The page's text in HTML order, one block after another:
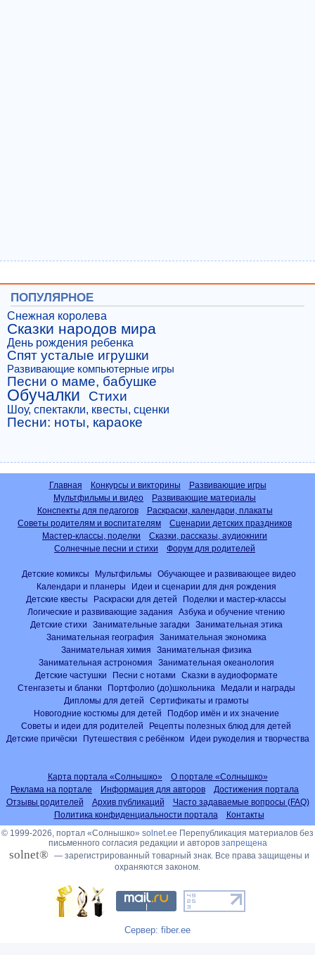
ПОПУЛЯРНОЕ
Снежная королева
Сказки народов мира
День рождения ребенка
Спят усталые игрушки
Развивающие компьютерные игры
Песни о маме, бабушке
Обучалки Стихи
Шоу, спектакли, квесты, сценки
Песни: ноты, караоке
Главная Конкурсы и викторины
Развивающие игры
Мультфильмы и видео
Развивающие материалы
Конспекты для педагогов
Раскраски, календари, плакаты
Советы родителям и воспитателям
Сценарии детских праздников
Мастер-классы, поделки
Сказки, рассказы, аудиокниги
Солнечные песни и стихи
Форум для родителей
Детские комиксы Мультфильмы
Обучающее и развивающее видео
Календари и планеры
Идеи и сценарии для дня рождения
Детские квесты
Раскраски для детей
Поделки и мастер-классы
Логические и развивающие задания
Азбука и обучение чтению
Детские стихи
Занимательные загадки
Занимательная этика
Занимательная география
Занимательная экономика
Занимательная химия
Занимательная физика
Занимательная астрономия
Занимательная океанология
Детские частушки
Песни с нотами
Сказки в аудиоформате
Стенгазеты и бланки
Портфолио (до)школьника
Медали и награды
Дипломы для детей
Сертификаты и грамоты
Новогодние костюмы для детей
Подбор имён и их значение
Советы и идеи для родителей
Рецепты полезных блюд для детей
Детские причёски
Путешествия с ребёнком Идеи рукоделия и творчества
Карта портала «Солнышко»
О портале «Солнышко»
Реклама на портале
Информация для авторов
Достижения портала
Отзывы родителей
Архив публикаций
Часто задаваемые вопросы (FAQ)
Политика конфиденциальности портала
Контакты
© 1999-2026, портал «Солнышко» solnet.ee Перепубликация материалов без
письменного согласия редакции и авторов запрещена
solnet® — зарегистрированный товарный знак. Все права защищены и
охраняются законом.
Сервер: fiber.ee